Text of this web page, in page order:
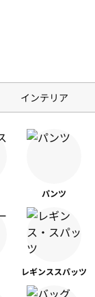
インテリア
パンツ
レギンススパッツ